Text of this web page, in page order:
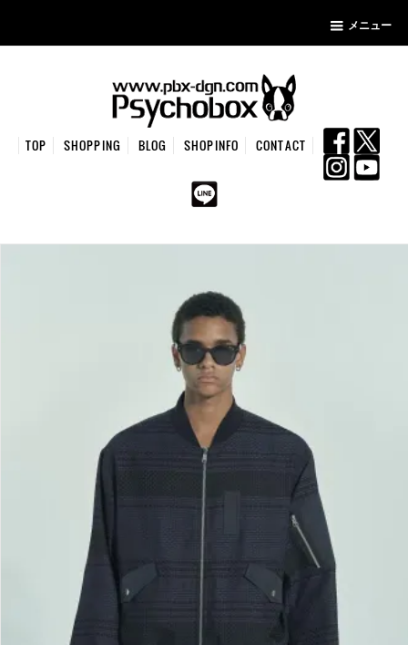
メニュー
TOP SHOPPING BLOG SHOPINFO CONTACT